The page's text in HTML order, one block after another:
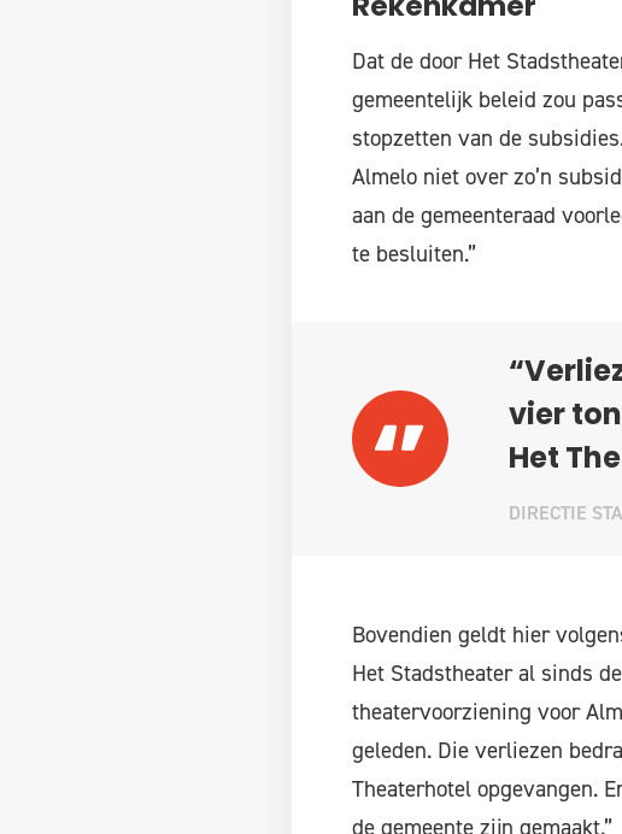
Rekenkamer
Dat de door Het
gemeentelijk beleid zou
stopzetten van de
Almelo niet over zo’n
aan de gemeenteraad
te besluiten.”
vier
Het
DIRECTIE
Bovendien geldt hier
Het Stadstheater al sinds
theatervoorziening voor
geleden. Die verliezen
Theaterhotel opgevangen.
de gemeente zijn gemaakt.”